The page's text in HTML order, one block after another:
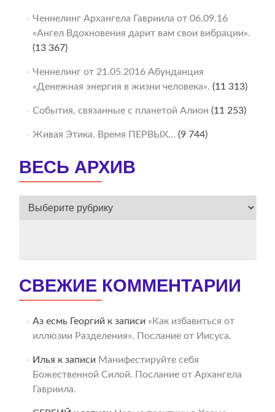
Ченнелинг Архангела Гавриила от 06.09.16
«Ангел Вдохновения дарит вам свои вибрации».
(13 367)
Ченнелинг от 21.05.2016 Абунданция
«Денежная энергия в жизни человека». (11 313)
События, связанные с планетой Алион (11 253)
Живая Этика. Время ПЕРВЫХ… (9 744)
ВЕСЬ АРХИВ
ВЕСЬ
СВЕЖИЕ КОММЕНТАРИИ
Аз есмь Георгий к записи «Как избавиться от
иллюзии Разделения». Послание от Иисуса.
Илья к записи Манифестируйте себя
Божественной Силой. Послание от Архангела
Гавриила.